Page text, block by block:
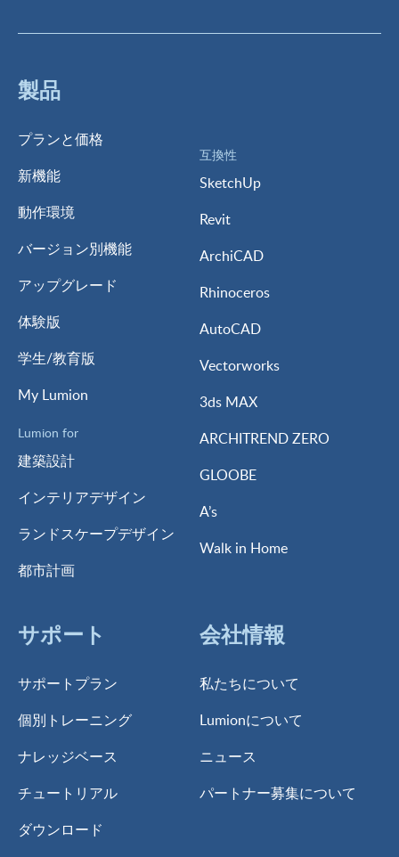
製品
プランと価格
新機能
動作環境
バージョン別機能
アップグレード
体験版
学生/教育版
My Lumion
Lumion for
建築設計
インテリアデザイン
ランドスケープデザイン
都市計画
互換性
SketchUp
Revit
ArchiCAD
Rhinoceros
AutoCAD
Vectorworks
3ds MAX
ARCHITREND ZERO
GLOOBE
A’s
Walk in Home
サポート
サポートプラン
個別トレーニング
ナレッジベース
チュートリアル
ダウンロード
会社情報
私たちについて
Lumionについて
ニュース
パートナー募集について